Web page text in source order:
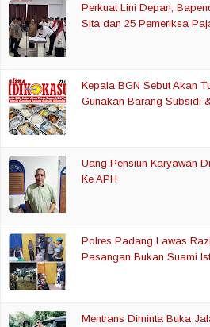
Perkuat Lini Depan,
Sita dan 25 Pemeriksa
Kepala BGN Sebut Akan
Gunakan Barang Subsidi
Uang Pensiun Karyawan
Ke APH
Polres Padang Lawas
Pasangan Bukan Suami
Mentrans Diminta Buka